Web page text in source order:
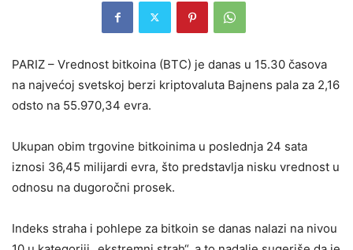
PARIZ – Vrednost bitkoina (BTC) je danas u 15.30 časova
na najvećoj svetskoj berzi kriptovaluta Bajnens pala za 2,16
odsto na 55.970,34 evra.
Ukupan obim trgovine bitkoinima u poslednja 24 sata
iznosi 36,45 milijardi evra, što predstavlja nisku vrednost u
odnosu na dugoročni prosek.
Indeks straha i pohlepe za bitkoin se danas nalazi na nivou